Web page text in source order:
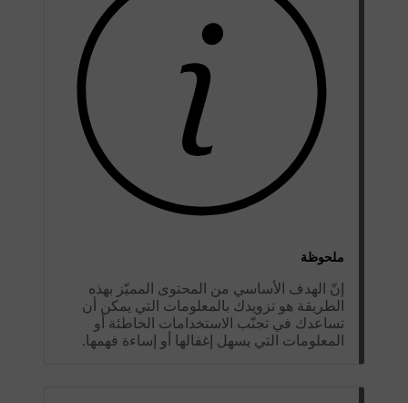
ملحوظة
إنّ الهدف الأساسي من المحتوى المميّز بهذه
الطريقة هو تزويدك بالمعلومات التي يمكن أن
تساعدك في تجنّب الاستخدامات الخاطئة أو
المعلومات التي يسهل إغفالها أو إساءة فهمها.